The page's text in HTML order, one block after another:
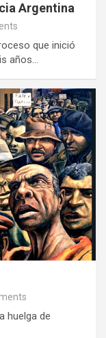
Argentina
que inició
años…
huelga de